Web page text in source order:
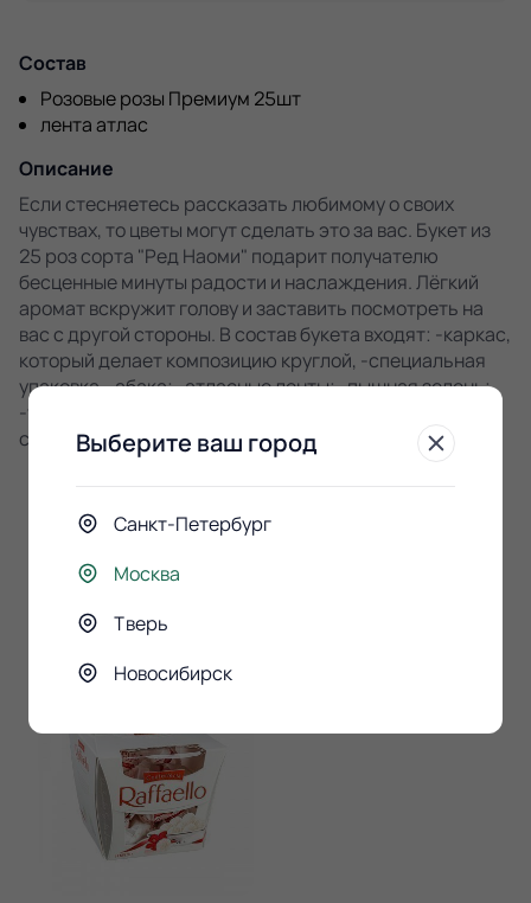
Состав
Розовые розы Премиум 25шт
лента атлас
Описание
Если стесняетесь рассказать любимому о своих
чувствах, то цветы могут сделать это за вас. Букет из
25 роз сорта "Ред Наоми" подарит получателю
бесценные минуты радости и наслаждения. Лёгкий
аромат вскружит голову и заставить посмотреть на
вас с другой стороны. В состав букета входят: -каркас,
который делает композицию круглой, -специальная
упаковка - абака; -атласные ленты; -пышная зелень;
-универсальная подкормка. Высота композиции - 70
см.
К этому букету
покупают
Выберите ваш город
Санкт-Петербург
Москва
Тверь
Новосибирск